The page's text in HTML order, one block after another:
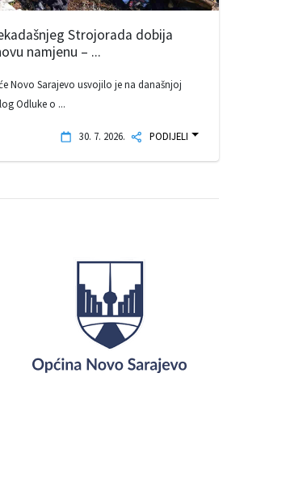
Strojorada dobija
namjenu – ...
Novo Sarajevo usvojilo je na današnjoj
Odluke o ...
30. 7. 2026. PODIJELI